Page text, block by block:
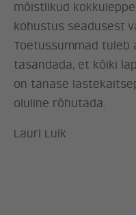
mõistlikud
kohustus seadusest
Toetussummad tuleb
tasandada, et kõiki
on tänase
oluline rõhutada.
Lauri Luik